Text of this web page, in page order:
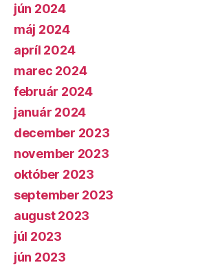
jún 2024
máj 2024
apríl 2024
marec 2024
február 2024
január 2024
december 2023
november 2023
október 2023
september 2023
august 2023
júl 2023
jún 2023